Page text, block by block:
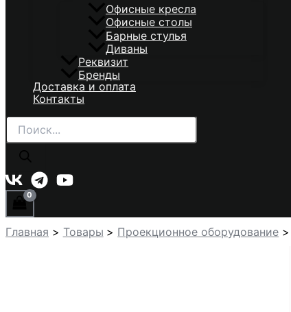
Офисные кресла
Офисные столы
Барные стулья
Диваны
Реквизит
Бренды
Доставка и оплата
Контакты
Поиск
товаров
Главная Товары Проекционное оборудование